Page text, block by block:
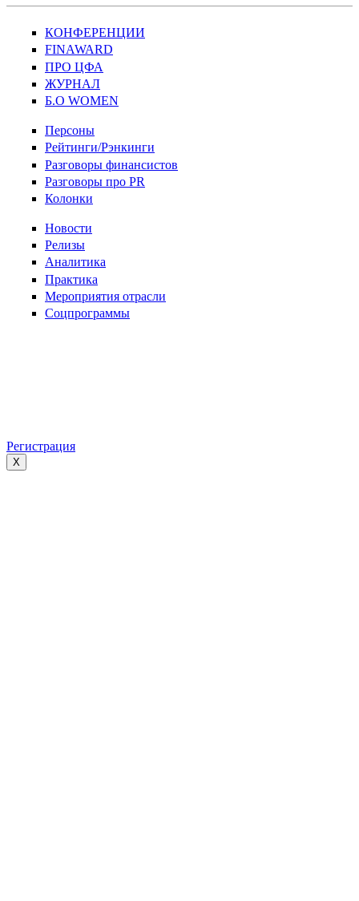
КОНФЕРЕНЦИИ
FINAWARD
ПРО ЦФА
ЖУРНАЛ
Б.О WOMEN
Персоны
Рейтинги/Рэнкинги
Разговоры финансистов
Разговоры про PR
Колонки
Новости
Релизы
Аналитика
Практика
Мероприятия отрасли
Соцпрограммы
Регистрация
X